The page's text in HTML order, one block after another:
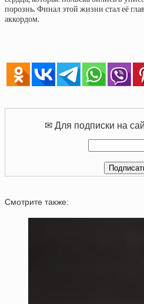
порознь. Финал этой жизни стал её
аккордом.
✉ Для подписки на
Смотрите также: